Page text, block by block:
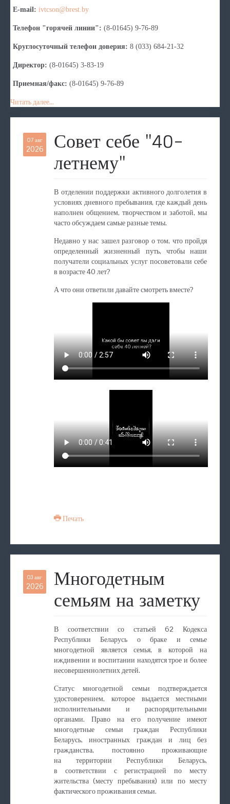
E-mail: ivtcson@brest.by
Телефон "горячей линии": (8-01645) 9-76-89
Круглосуточный телефон доверия: 8 (033) 684-21-32
Директор: (8-01645) 3-83-19
Приемная/факс: (8-01645) 9-76-89
Читать далее...
07 авг
2026 Совет себе "40-
летнему"
В отделении поддержки активного долголетия в
условиях дневного пребывания, где каждый день
наполнен общением, творчеством и заботой, мы
часто обсуждаем самые разные темы.
Недавно у нас зашел разговор о том, что пройдя
определенный жизненный путь, чтобы наши
получатели социальных услуг посоветовали себе
в возрасте 40 лет?
А что они ответили давайте смотреть вместе?
Печать
03 авг
2026 Многодетным
семьям на заметку
В соответствии со статьей 62 Кодекса
Республики Беларусь о браке и семье
многодетной является семья, в которой на
иждивении и воспитании находятся трое и более
несовершеннолетних детей.
Статус многодетной семьи подтверждается
удостоверением, которое выдается местными
исполнительными и распорядительными
органами. Право на его получение имеют
многодетные семьи граждан Республики
Беларусь, иностранных граждан и лиц без
гражданства, постоянно проживающие
на территории Республики Беларусь,
в соответствии с регистрацией по месту
жительства (месту пребывания) или по месту
фактического проживания семьи.